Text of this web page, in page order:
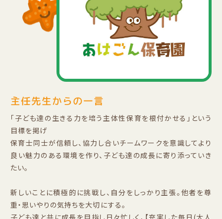
主任先生からの一言
「子ども達の生きる力を培う主体性保育を根付かせる」という
目標を掲げ
保育士同士が信頼し、協力し合いチームワークを意識してより
良い魅力のある環境を作り、子ども達の成長に寄り添っていき
たい。
新しいことに積極的に挑戦し、自分をしっかり主張。他者を尊
重・思いやりの気持ちを大切にする。